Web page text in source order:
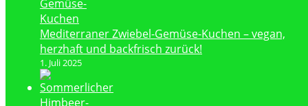
Mediterraner Zwiebel-Gemüse-Kuchen – vegan,
herzhaft und backfrisch zurück!
1. Juli 2025